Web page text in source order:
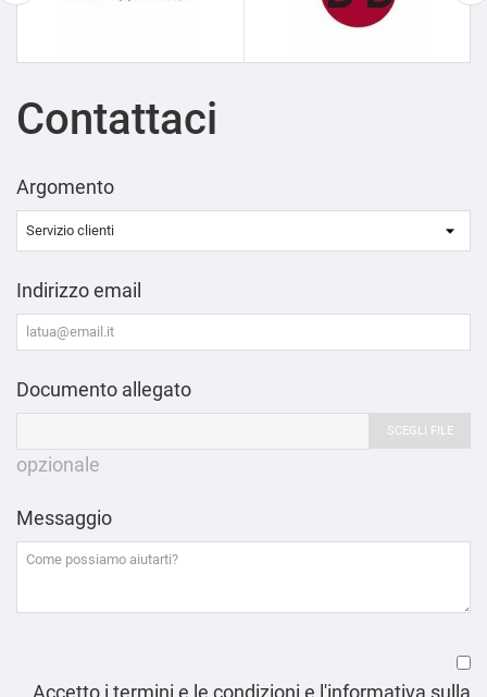
Contattaci
Argomento
Indirizzo email
Documento allegato
SCEGLI FILE
opzionale
Messaggio